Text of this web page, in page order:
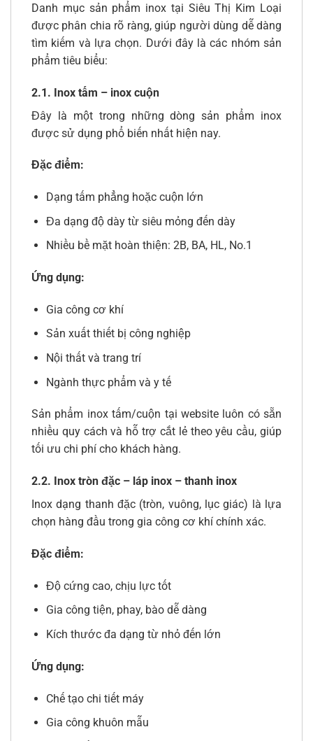
Danh mục sản phẩm inox tại Siêu Thị Kim Loại
được phân chia rõ ràng, giúp người dùng dễ dàng
tìm kiếm và lựa chọn. Dưới đây là các nhóm sản
phẩm tiêu biểu:
2.1. Inox tấm – inox cuộn
Đây là một trong những dòng sản phẩm inox
được sử dụng phổ biến nhất hiện nay.
Đặc điểm:
Dạng tấm phẳng hoặc cuộn lớn
Đa dạng độ dày từ siêu mỏng đến dày
Nhiều bề mặt hoàn thiện: 2B, BA, HL, No.1
Ứng dụng:
Gia công cơ khí
Sản xuất thiết bị công nghiệp
Nội thất và trang trí
Ngành thực phẩm và y tế
Sản phẩm inox tấm/cuộn tại website luôn có sẵn
nhiều quy cách và hỗ trợ cắt lẻ theo yêu cầu, giúp
tối ưu chi phí cho khách hàng.
2.2. Inox tròn đặc – láp inox – thanh inox
Inox dạng thanh đặc (tròn, vuông, lục giác) là lựa
chọn hàng đầu trong gia công cơ khí chính xác.
Đặc điểm:
Độ cứng cao, chịu lực tốt
Gia công tiện, phay, bào dễ dàng
Kích thước đa dạng từ nhỏ đến lớn
Ứng dụng:
Chế tạo chi tiết máy
Gia công khuôn mẫu